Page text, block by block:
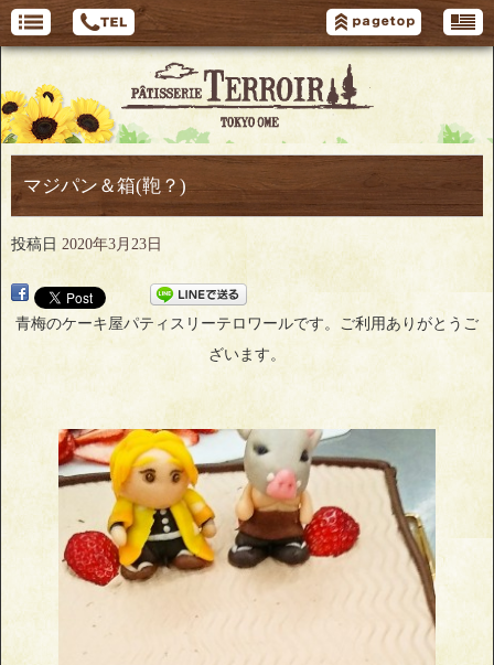
マジパン＆箱(鞄？)
投稿日 2020年3月23日
青梅のケーキ屋パティスリーテロワールです。ご利用ありがとうご
ざいます。